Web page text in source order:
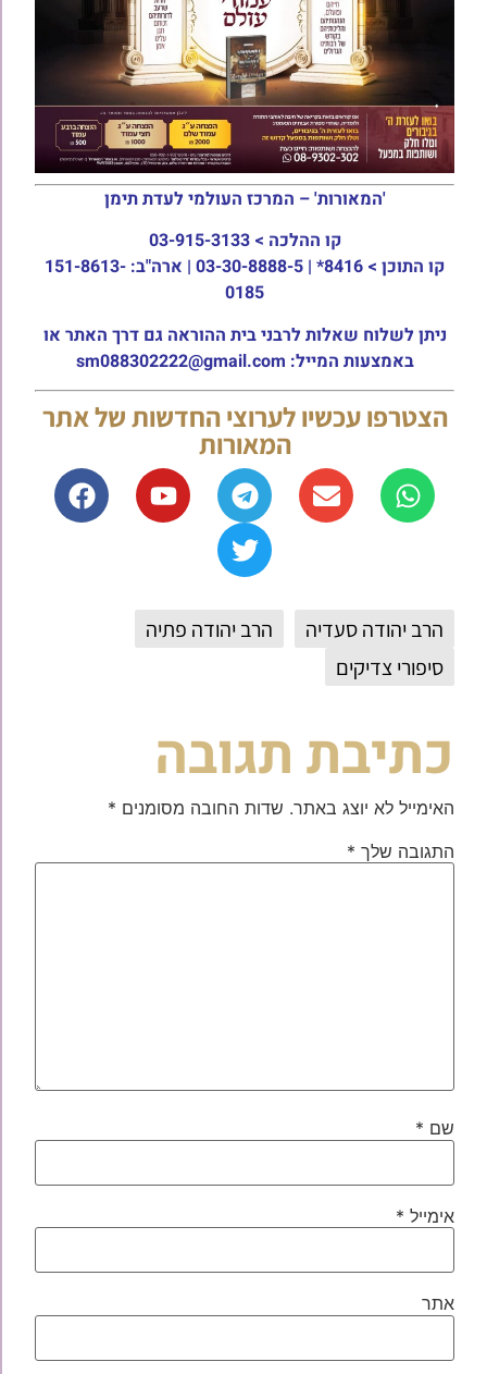
'המאורות' – המרכז העולמי לעדת תימן
קו ההלכה > 03-915-3133
קו התוכן >
8416* | 03-30-8888-5 | ארה"ב: 151-8613-
0185
ניתן לשלוח שאלות לרבני בית ההוראה גם דרך האתר או
באמצעות המייל: sm088302222@gmail.com
הצטרפו עכשיו לערוצי החדשות של אתר
המאורות
הרב יהודה סעדיה
הרב יהודה פתיה
סיפורי צדיקים
כתיבת תגובה
האימייל לא יוצג באתר. שדות החובה מסומנים *
התגובה שלך *
שם *
אימייל *
אתר